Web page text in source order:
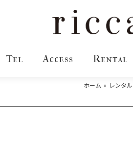
Tel Access Rental
ホーム レンタ